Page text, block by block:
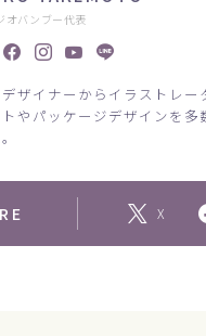
オバンブー代表
ザイナーからイラストレ
やパッケージデザインを
X